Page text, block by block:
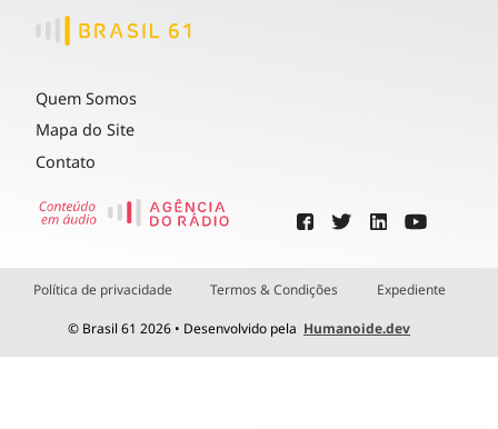
Quem Somos
Mapa do Site
Contato
Política de privacidade Termos & Condições Expediente
© Brasil 61 2026 • Desenvolvido pela Humanoide.dev